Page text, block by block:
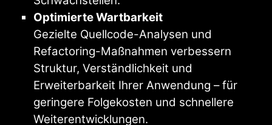
Optimierte Wartbarkeit
Gezielte Quellcode-Analysen und
Refactoring-Maßnahmen verbessern
Struktur, Verständlichkeit und
Erweiterbarkeit Ihrer Anwendung – für
geringere Folgekosten und schnellere
Weiterentwicklungen.